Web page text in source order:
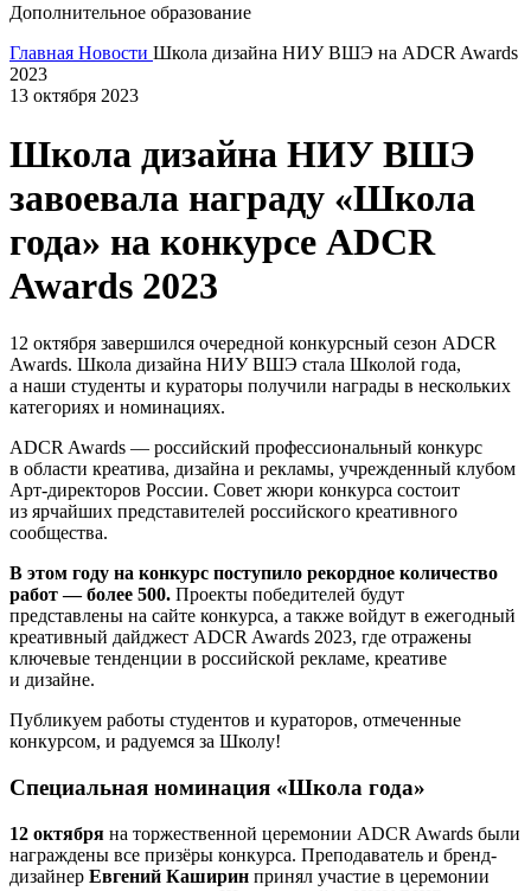
Дополнительное образование
Главная Новости Школа дизайна НИУ ВШЭ на ADCR Awards
2023
13 октября 2023
Школа дизайна НИУ ВШЭ
завоевала награду «Школа
года» на конкурсе ADCR
Awards 2023
12 октября завершился очередной конкурсный сезон ADCR
Awards. Школа дизайна НИУ ВШЭ стала Школой года,
а наши студенты и кураторы получили награды в нескольких
категориях и номинациях.
ADCR Awards — российский профессиональный конкурс
в области креатива, дизайна и рекламы, учрежденный клубом
Арт-директоров России. Совет жюри конкурса состоит
из ярчайших представителей российского креативного
сообщества.
В этом году на конкурс поступило рекордное количество
работ — более 500. ​​​​​​​ Проекты победителей будут
представлены на сайте конкурса, а также войдут в ежегодный
креативный дайджест ADCR Awards 2023, где отражены
ключевые тенденции в российской рекламе, креативе
и дизайне.
Публикуем работы студентов и кураторов, отмеченные
конкурсом, и радуемся за Школу!
Специальная номинация «Школа года»
12 октября на торжественной церемонии ADCR Awards были
награждены все призёры конкурса. Преподаватель и бренд-
дизайнер Евгений Каширин принял участие в церемонии